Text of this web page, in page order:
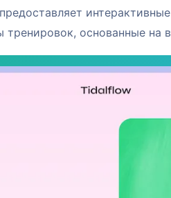
тренировок, основанные на